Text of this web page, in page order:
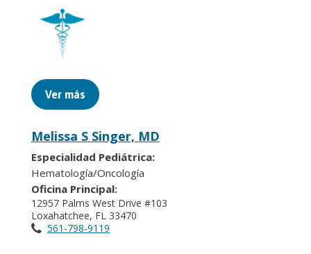
Ver más
Melissa S Singer, MD
Especialidad Pediátrica:
Hematología/Oncología
Oficina Principal:
12957 Palms West Drive #103
Loxahatchee, FL 33470
561-798-9119